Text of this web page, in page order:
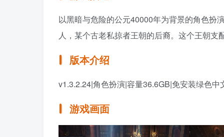
以黑暗与危险的公元40000年为背景的角色扮
人，某个古老私掠者王朝的后裔。这个王朝
版本介绍
v1.3.2.24|角色扮演|容量36.6GB|免安装绿色中
游戏画面